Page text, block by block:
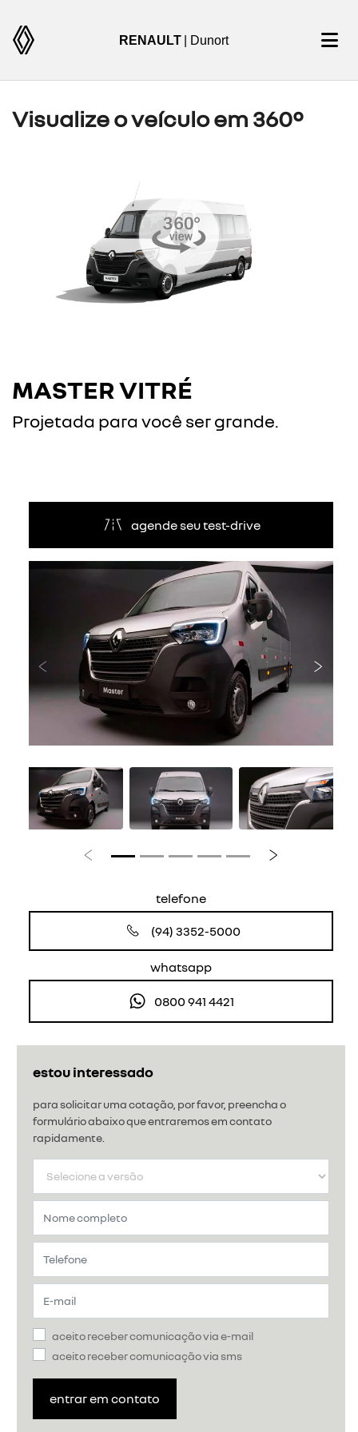
RENAULT | Dunort
Visualize o veículo em 360°
MASTER VITRÉ
Projetada para você ser grande.
agende seu test-drive
estou interessado
para solicitar uma cotação, por favor, preencha o
formulário abaixo que entraremos em contato
rapidamente.
aceito receber comunicação via e-mail
aceito receber comunicação via sms
entrar em contato
Anterior
Anterior Próximo
telefone
(94) 3352-5000
whatsapp
0800 941 4421